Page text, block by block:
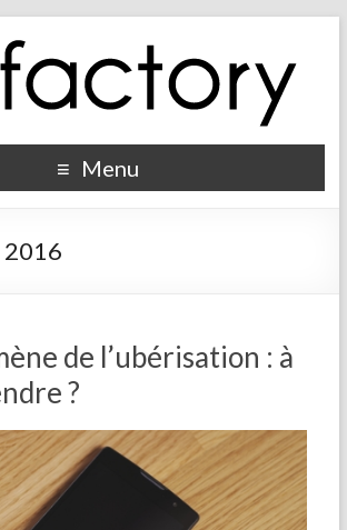
Menu
de l’ubérisation : à
?